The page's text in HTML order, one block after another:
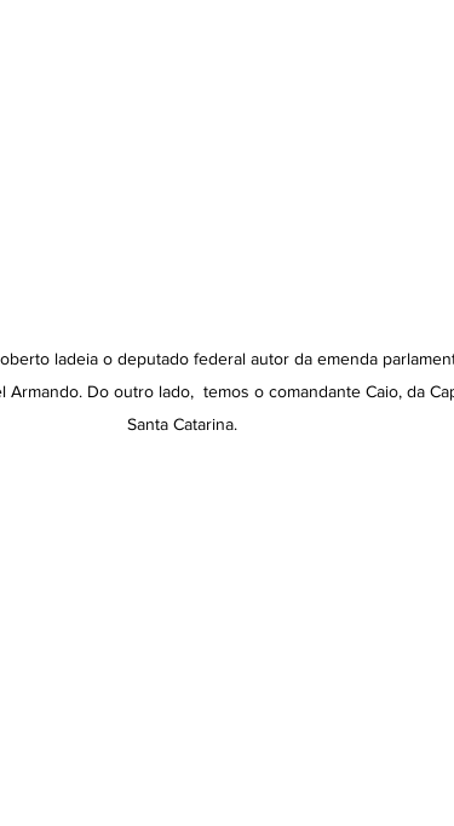
ladeia o deputado federal autor da emenda
Armando. Do outro lado,  temos o comandante Caio, da
Santa Catarina.